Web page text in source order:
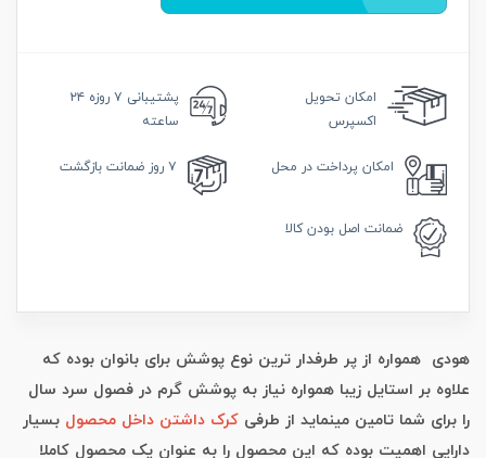
امکان تحویل
اکسپرس
پشتیبانی
۷ روزه ۲۴
ساعته
امکان پرداخت در محل ۷ روز ضمانت بازگشت
ضمانت اصل بودن کالا
هودی همواره از پر طرفدار ترین نوع پوشش برای بانوان بوده که
علاوه بر استایل زیبا همواره نیاز به پوشش گرم در فصول سرد سال
را برای شما تامین مینماید از طرفی کرک داشتن داخل محصول بسیار
دارایی اهمیت بوده که این محصول را به عنوان یک محصول کاملا